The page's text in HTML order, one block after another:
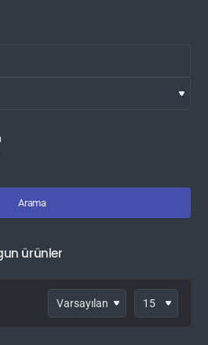
Arama
ürünler